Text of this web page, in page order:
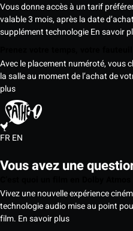
Vous donne accès à un tarif
valable 3 mois, après la date
supplément technologieEn savoir
Avec le placement numéroté, vous
la salle au moment de l’achat de
plus
FREN
Vous avez une
Vivez une nouvelle expérience
technologie audio mise au point
film. En savoir plus